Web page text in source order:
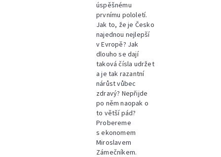
úspěšnému
prvnímu pololetí.
Jak to, že je Česko
najednou nejlepší
v Evropě? Jak
dlouho se dají
taková čísla udržet
a je tak razantní
nárůst vůbec
zdravý? Nepřijde
po něm naopak o
to větší pád?
Probereme
s ekonomem
Miroslavem
Zámečníkem.